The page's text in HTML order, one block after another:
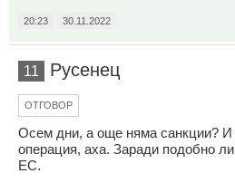
20:23 30.11.2022
11 Русенец
ОТГОВОР
Осем дни, а още няма санкции? И
операция, аха. Заради подобно
ЕС.